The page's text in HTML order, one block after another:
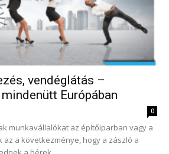
vendéglátás –
Európában
0
munkavállalókat az építőiparban vagy a
a következménye, hogy a zászló a